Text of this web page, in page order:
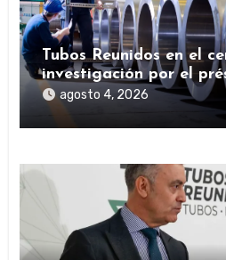
Tubos Reunidos en el
investigación por el
la SEPI durante la
agosto 4, 2026